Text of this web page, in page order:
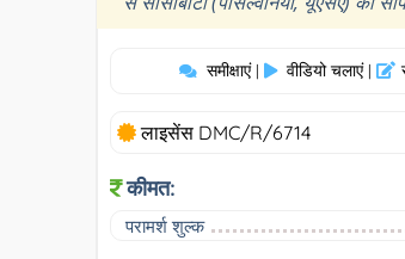
समीक्षाएं | वीडियो चलाएं |
लाइसेंस DMC/R/6714
कीमत:
परामर्श शुल्क